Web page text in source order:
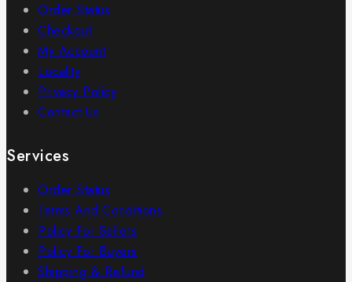
Order Status
Checkout
My Account
Locality
Privacy Policy
Contact Us
Services
Order Status
Terms And Conditions
Policy For Sellers
Policy For Buyers
Shipping & Refund